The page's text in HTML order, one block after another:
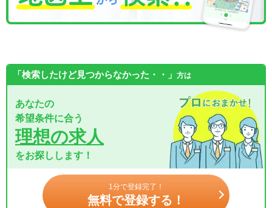
「検索したけど見つからなかった・・」 方は
あなたの
希望条件に合う
理想の求人
をお探しします！
1分で登録完了！
無料で登録する！